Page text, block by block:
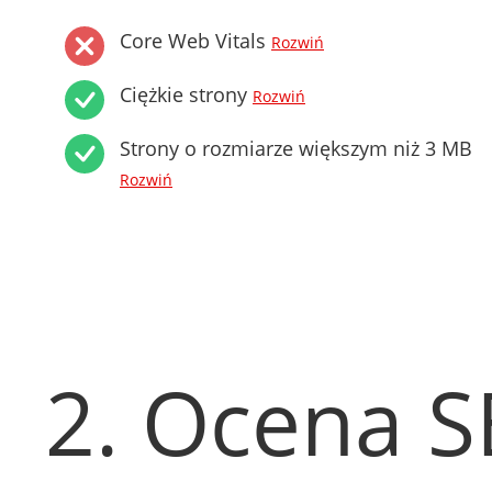
Core Web Vitals Rozwiń
Ciężkie strony Rozwiń
Strony o rozmiarze większym niż 3 MB
Rozwiń
2. Ocena